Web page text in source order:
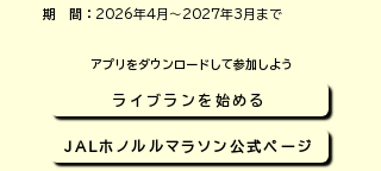
​期 間： 2026年4月〜2027年3月まで
アプリをダウンロードして参加しよう
ライブランを始める
JALホノルルマラソン公式ページ